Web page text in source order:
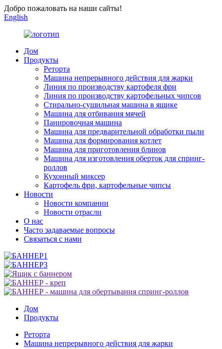
Добро пожаловать на наши сайты!
English
Дом
Продукты
Реторта
Машина непрерывного действия для жарки
Линия по производству картофеля фри
Линия по производству картофельных чипсов
Стирально-сушильная машина в ящике
Машина для отбивания мячей
Панировочная машина
Машина для предварительной обработки пыли
Машина для формирования котлет
Машина для приготовления блинов
Машина для изготовления оберток для спринг-
роллов
Кухонный миксер
Картофель фри, картофельные чипсы
Новости
Новости компании
Новости отрасли
О нас
Часто задаваемые вопросы
Связаться с нами
Дом
Продукты
Реторта
Машина непрерывного действия для жарки